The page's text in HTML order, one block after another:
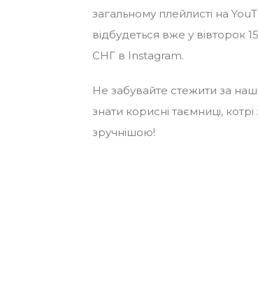
загальному плейлисті на
відбудеться вже у вівторок
СНГ в Instagram.
Не забувайте стежити за
знати корисні таємниці,
зручнішою!